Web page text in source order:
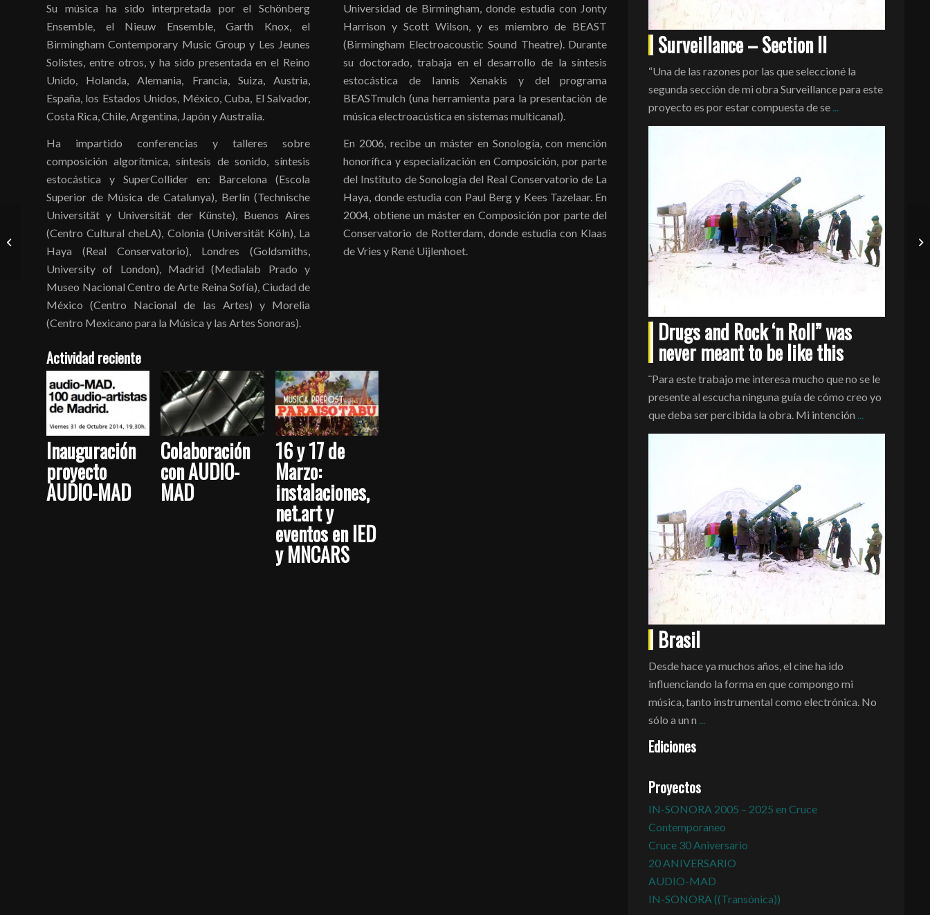
Su música ha sido interpretada por el Schönberg
Ensemble, el Nieuw Ensemble, Garth Knox, el
Birmingham Contemporary Music Group y Les Jeunes
Solistes, entre otros, y ha sido presentada en el Reino
Unido, Holanda, Alemania, Francia, Suiza, Austria,
España, los Estados Unidos, México, Cuba, El Salvador,
Costa Rica, Chile, Argentina, Japón y Australia.
Ha impartido conferencias y talleres sobre
composición algorítmica, síntesis de sonido, síntesis
estocástica y SuperCollider en: Barcelona (Escola
Superior de Música de Catalunya), Berlín (Technische
Universität y Universität der Künste), Buenos Aires
(Centro Cultural cheLA), Colonia (Universität Köln), La
Haya (Real Conservatorio), Londres (Goldsmiths,
University of London), Madrid (Medialab Prado y
Museo Nacional Centro de Arte Reina Sofía), Ciudad de
México (Centro Nacional de las Artes) y Morelia
(Centro Mexicano para la Música y las Artes Sonoras).
Universidad de Birmingham, donde estudia con Jonty
Harrison y Scott Wilson, y es miembro de BEAST
(Birmingham Electroacoustic Sound Theatre). Durante
su doctorado, trabaja en el desarrollo de la síntesis
estocástica de Iannis Xenakis y del programa
BEASTmulch (una herramienta para la presentación de
música electroacústica en sistemas multicanal).
En 2006, recibe un máster en Sonología, con mención
honorífica y especialización en Composición, por parte
del Instituto de Sonología del Real Conservatorio de La
Haya, donde estudia con Paul Berg y Kees Tazelaar. En
2004, obtiene un máster en Composición por parte del
Conservatorio de Rotterdam, donde estudia con Klaas
de Vries y René Uijlenhoet.
Actividad reciente
Inauguración
proyecto
AUDIO-MAD
Colaboración
con AUDIO-
MAD
16 y 17 de
Marzo:
instalaciones,
net.art y
eventos en IED
y MNCARS
Surveillance – Section II
“Una de las razones por las que seleccioné la
segunda sección de mi obra Surveillance para este
proyecto es por estar compuesta de se ...
Drugs and Rock ‘n Roll” was
never meant to be like this
¨Para este trabajo me interesa mucho que no se le
presente al escucha ninguna guía de cómo creo yo
que deba ser percibida la obra. Mi intención ...
Brasil
Desde hace ya muchos años, el cine ha ido
influenciando la forma en que compongo mi
música, tanto instrumental como electrónica. No
sólo a un n ...
Ediciones
Proyectos
IN-SONORA 2005 – 2025 en Cruce
Contemporaneo
Cruce 30 Aniversario
20 ANIVERSARIO
AUDIO-MAD
IN-SONORA ((Transónica))
Pablo Daniel Fabbro